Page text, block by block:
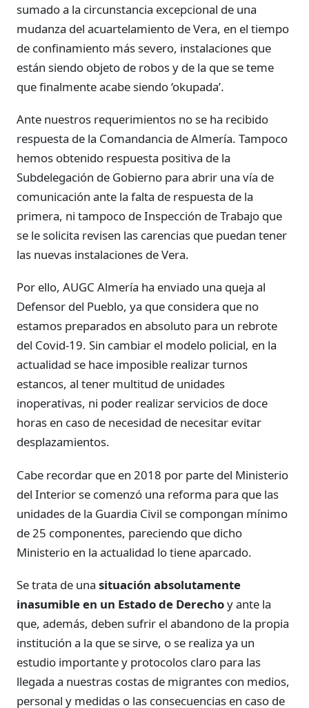
sumado a la circunstancia excepcional de una
mudanza del acuartelamiento de Vera, en el tiempo
de confinamiento más severo, instalaciones que
están siendo objeto de robos y de la que se teme
que finalmente acabe siendo ‘okupada’.
Ante nuestros requerimientos no se ha recibido
respuesta de la Comandancia de Almería. Tampoco
hemos obtenido respuesta positiva de la
Subdelegación de Gobierno para abrir una vía de
comunicación ante la falta de respuesta de la
primera, ni tampoco de Inspección de Trabajo que
se le solicita revisen las carencias que puedan tener
las nuevas instalaciones de Vera.
Por ello, AUGC Almería ha enviado una queja al
Defensor del Pueblo, ya que considera que no
estamos preparados en absoluto para un rebrote
del Covid-19. Sin cambiar el modelo policial, en la
actualidad se hace imposible realizar turnos
estancos, al tener multitud de unidades
inoperativas, ni poder realizar servicios de doce
horas en caso de necesidad de necesitar evitar
desplazamientos.
Cabe recordar que en 2018 por parte del Ministerio
del Interior se comenzó una reforma para que las
unidades de la Guardia Civil se compongan mínimo
de 25 componentes, pareciendo que dicho
Ministerio en la actualidad lo tiene aparcado.
Se trata de una situación absolutamente
inasumible en un Estado de Derechoy ante la
que, además, deben sufrir el abandono de la propia
institución a la que se sirve, o se realiza ya un
estudio importante y protocolos claro para las
llegada a nuestras costas de migrantes con medios,
personal y medidas o las consecuencias en caso de